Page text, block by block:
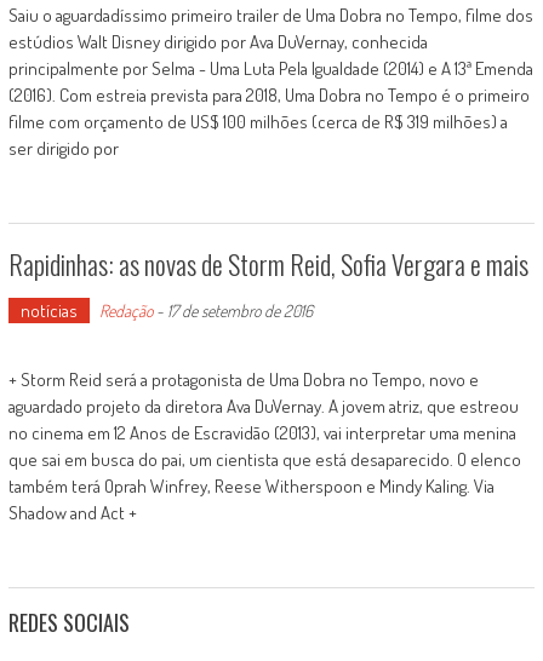
Saiu o aguardadíssimo primeiro trailer de Uma Dobra no Tempo, filme dos
estúdios Walt Disney dirigido por Ava DuVernay, conhecida
principalmente por Selma - Uma Luta Pela Igualdade (2014) e A 13ª Emenda
(2016). Com estreia prevista para 2018, Uma Dobra no Tempo é o primeiro
filme com orçamento de US$ 100 milhões (cerca de R$ 319 milhões) a
ser dirigido por
Rapidinhas: as novas de Storm Reid, Sofia Vergara e mais
notícias Redação- 17 de setembro de 2016
+ Storm Reid será a protagonista de Uma Dobra no Tempo, novo e
aguardado projeto da diretora Ava DuVernay. A jovem atriz, que estreou
no cinema em 12 Anos de Escravidão (2013), vai interpretar uma menina
que sai em busca do pai, um cientista que está desaparecido. O elenco
também terá Oprah Winfrey, Reese Witherspoon e Mindy Kaling. Via
Shadow and Act +
REDES SOCIAIS